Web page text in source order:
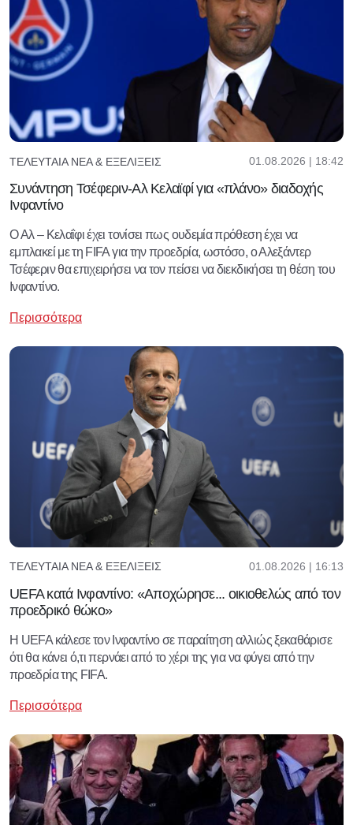
ΤΕΛΕΥΤΑΊΑ ΝΈΑ & ΕΞΕΛΊΞΕΙΣ 01.08.2026 | 18:42
Συνάντηση Τσέφεριν-Αλ Κελαϊφί για «πλάνο» διαδοχής
Ινφαντίνο
Ο Αλ – Κελαΐφι έχει τονίσει πως ουδεμία πρόθεση έχει να
εμπλακεί με τη FIFA για την προεδρία, ωστόσο, ο Αλεξάντερ
Τσέφεριν θα επιχειρήσει να τον πείσει να διεκδικήσει τη θέση του
Ινφαντίνο.
Περισσότερα
ΤΕΛΕΥΤΑΊΑ ΝΈΑ & ΕΞΕΛΊΞΕΙΣ 01.08.2026 | 16:13
UEFA κατά Ινφαντίνο: «Aποχώρησε... οικιοθελώς από τον
προεδρικό θώκο»
Η UEFA κάλεσε τον Ινφαντίνο σε παραίτηση αλλιώς ξεκαθάρισε
ότι θα κάνει ό,τι περνάει από το χέρι της για να φύγει από την
προεδρία της FIFA.
Περισσότερα